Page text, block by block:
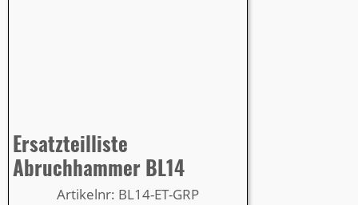
Ersatzteilliste
Abruchhammer BL14
Artikelnr: BL14-ET-GRP